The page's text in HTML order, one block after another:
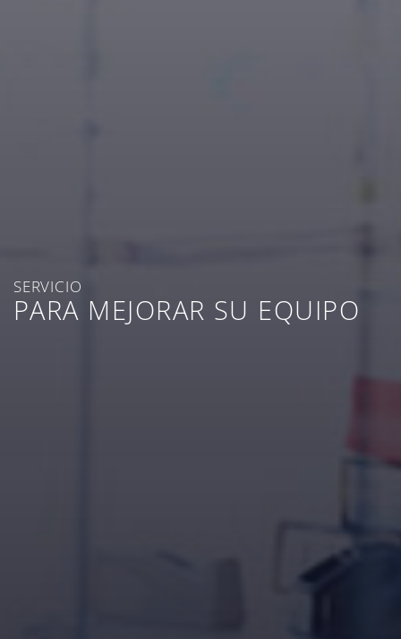
SERVICIO
PARA MEJORAR SU EQUIPO